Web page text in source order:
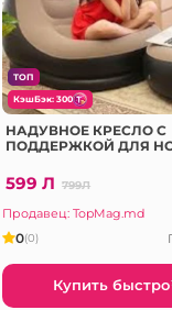
ТОП
КэшБэк: 300
НАДУВНОЕ КРЕСЛО С
ПОДДЕРЖКОЙ ДЛЯ
599 Л 799Л
Продавец: TopMag.md
0(0)
Купить быстро